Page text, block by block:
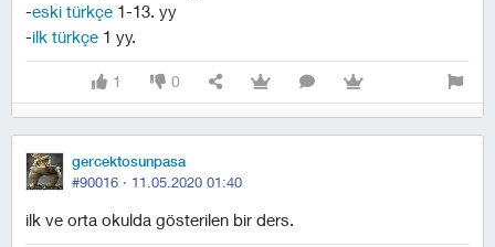
-eski türkçe 1-13. yy
-ilk türkçe 1 yy.
1 0
gercektosunpasa
#90016 · 11.05.2020 01:40
ilk ve orta okulda gösterilen bir ders.